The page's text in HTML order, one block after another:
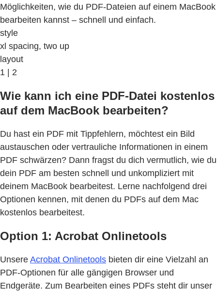
Möglichkeiten, wie du PDF-Dateien auf einem MacBook
bearbeiten kannst – schnell und einfach.
style
xl spacing, two up
layout
1 | 2
Wie kann ich eine PDF-Datei kostenlos
auf dem MacBook bearbeiten?
Du hast ein PDF mit Tippfehlern, möchtest ein Bild
austauschen oder vertrauliche Informationen in einem
PDF schwärzen? Dann fragst du dich vermutlich, wie du
dein PDF am besten schnell und unkompliziert mit
deinem MacBook bearbeitest. Lerne nachfolgend drei
Optionen kennen, mit denen du PDFs auf dem Mac
kostenlos bearbeitest.
Option 1: Acrobat Onlinetools
Unsere Acrobat Onlinetools bieten dir eine Vielzahl an
PDF-Optionen für alle gängigen Browser und
Endgeräte. Zum Bearbeiten eines PDFs steht dir unser